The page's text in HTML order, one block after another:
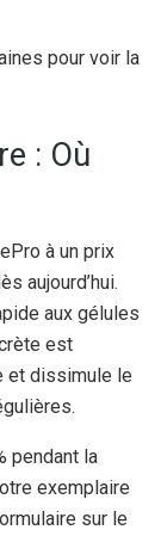
pour voir la
: Où
à un prix
aujourd’hui.
aux gélules
est
et dissimule le
pendant la
exemplaire
sur le